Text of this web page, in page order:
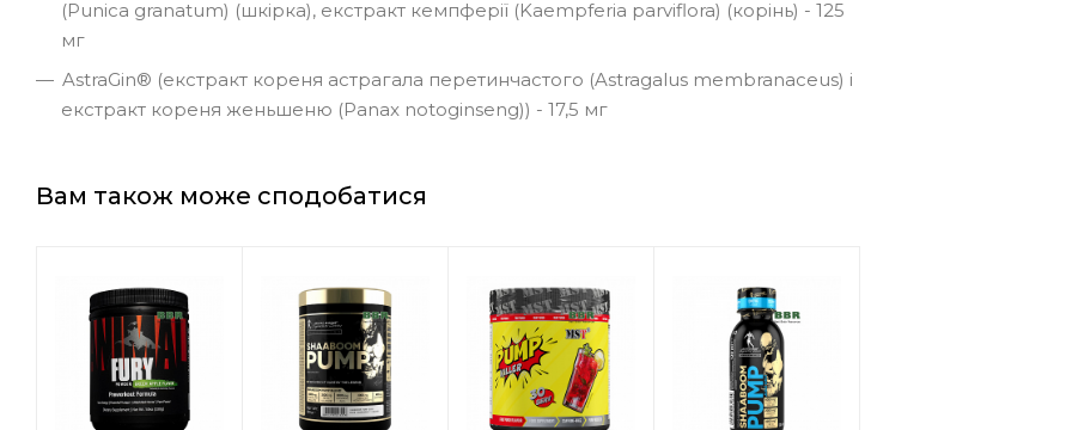
(Punica granatum) (шкірка), екстракт кемпферії (Kaempferia parviflora) (корінь) - 125
мг
AstraGin® (екстракт кореня астрагала перетинчастого (Astragalus membranaceus) і
екстракт кореня женьшеню (Panax notoginseng)) - 17,5 мг
Вам також може сподобатися